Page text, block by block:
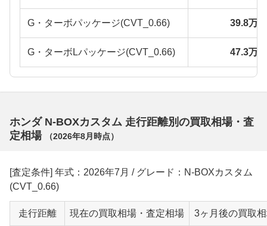
G・ターボパッケージ(CVT_0.66) 39.8万
G・ターボLパッケージ(CVT_0.66) 47.3万
ホンダ N-BOXカスタム 走行距離別の買取相場・査
定相場
（2026年8月 時点）
[査定条件] 年式：2026年7月 / グレード：N-BOXカスタム
(CVT_0.66)
走行距離 現在の買取相場・査定相場 3ヶ月後の買取